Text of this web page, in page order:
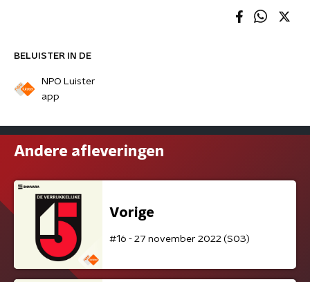
BELUISTER IN DE
NPO Luister
app
Andere afleveringen
Vorige
#16 - 27 november 2022 (S03)